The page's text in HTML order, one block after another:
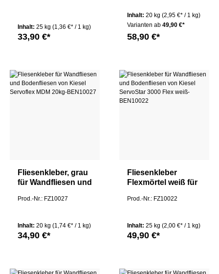
Inhalt: 25 kg (1,36 €* / 1 kg)
33,90 €*
Trio-schnell
SuperTec 20Kg
Inhalt: 20 kg (2,95 €* / 1 kg)
Varianten ab 49,90 €*
58,90 €*
Fliesenkleber, grau
für Wandfliesen und
Kiesel Servoflex
Prod.-Nr.: FZ10027
Inhalt: 20 kg (1,74 €* / 1 kg)
34,90 €*
Fliesenkleber
Flexmörtel weiß für
Bodenfliesen von
3000 Flex weiß
Prod.-Nr.: FZ10022
Inhalt: 25 kg (2,00 €* / 1 kg)
49,90 €*